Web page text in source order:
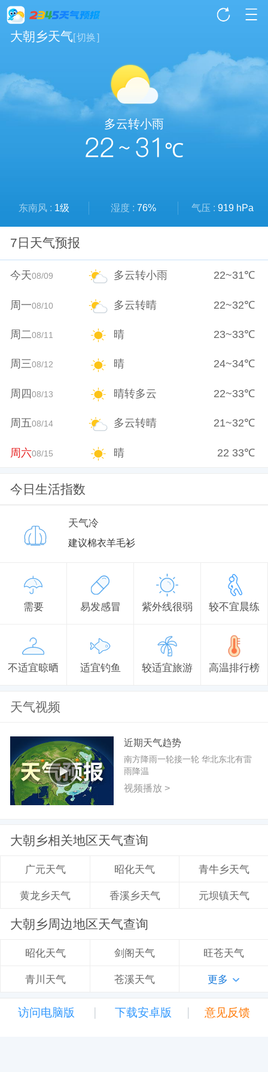
大朝乡天气[切换]
多云转小雨
22 ~ 31 ℃
东南风 : 1级 湿度 : 76% 气压 : 919 hPa
7日天气预报
今天08/09 多云转小雨 22~31℃
周一08/10 多云转晴 22~32℃
周二08/11 晴 23~33℃
周三08/12 晴 24~34℃
周四08/13 晴转多云 22~33℃
周五08/14 多云转晴 21~32℃
周六08/15 晴 22 33℃
今日生活指数
天气冷
建议棉衣羊毛衫
需要 易发感冒 紫外线很弱 较不宜晨练
不适宜晾晒 适宜钓鱼 较适宜旅游 高温排行榜
天气视频
近期天气趋势
南方降雨一轮接一轮 华北东北有雷
雨降温
视频播放 >
大朝乡相关地区天气查询
广元天气 昭化天气 青牛乡天气
黄龙乡天气 香溪乡天气 元坝镇天气
大朝乡周边地区天气查询
昭化天气 剑阁天气 旺苍天气
青川天气 苍溪天气 更多
访问电脑版 | 下载安卓版 | 意见反馈